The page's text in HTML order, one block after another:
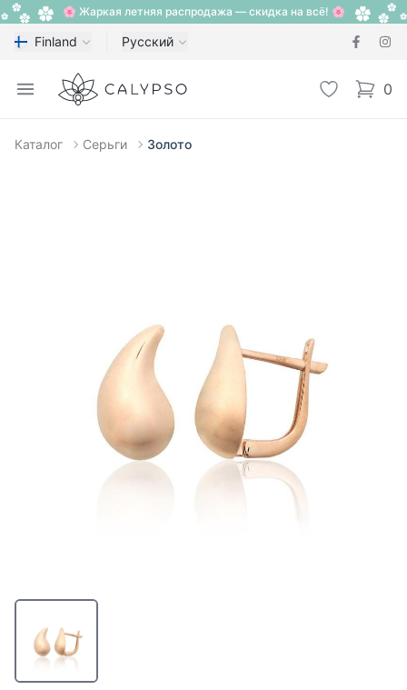
🌸 Жаркая летняя распродажа — скидка на всё! 🌸
Finland Русский
Open menu
Calypso Избранное
0
items
Каталог Серьги Золото